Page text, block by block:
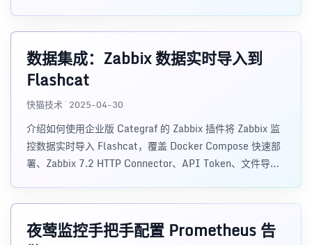
数据集成：Zabbix 数据实时导入到
Flashcat
快猫技术 · 2025-04-30
介绍如何使用企业版 Categraf 的 Zabbix 插件将 Zabbix 监
控数据实时导入 Flashcat，覆盖 Docker Compose 快速部
署、Zabbix 7.2 HTTP Connector、API Token、文件导出
夜莺监控手把手配置 Prometheus 告